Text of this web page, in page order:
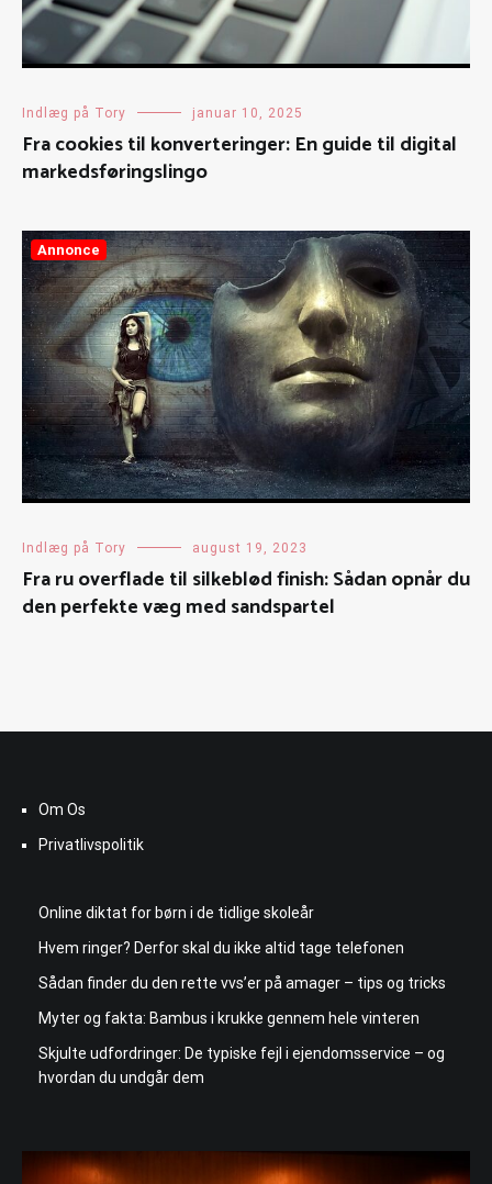
Indlæg på Tory januar 10, 2025
Fra cookies til konverteringer: En guide til digital
markedsføringslingo
Annonce
Indlæg på Tory august 19, 2023
Fra ru overflade til silkeblød finish: Sådan opnår du
den perfekte væg med sandspartel
Om Os
Privatlivspolitik
Online diktat for børn i de tidlige skoleår
Hvem ringer? Derfor skal du ikke altid tage telefonen
Sådan finder du den rette vvs’er på amager – tips og tricks
Myter og fakta: Bambus i krukke gennem hele vinteren
Skjulte udfordringer: De typiske fejl i ejendomsservice – og
hvordan du undgår dem